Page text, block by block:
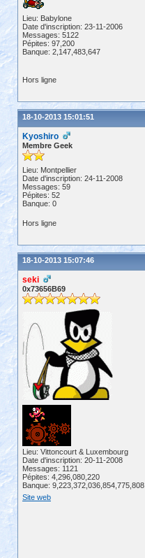
Lieu: Babylone
Date d'inscription: 23-11-2006
Messages: 5122
Pépites: 97,200
Banque: 2,147,483,647
Hors ligne
18-10-2013 15:01:51
Kyoshiro
Membre Geek
Lieu: Montpellier
Date d'inscription: 24-11-2008
Messages: 59
Pépites: 52
Banque: 0
Hors ligne
18-10-2013 15:07:46
seki
0x73656B69
Lieu: Vittoncourt & Luxembourg
Date d'inscription: 20-11-2008
Messages: 1121
Pépites: 4,296,080,220
Banque: 9,223,372,036,854,775,808
Site web